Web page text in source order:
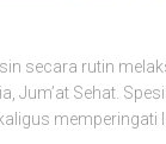
secara rutin
Jum’at Sehat.